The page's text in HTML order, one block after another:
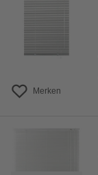
Merken